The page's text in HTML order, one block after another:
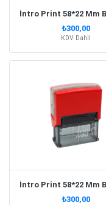
₺300,00
KDV Dahil
₺300,00